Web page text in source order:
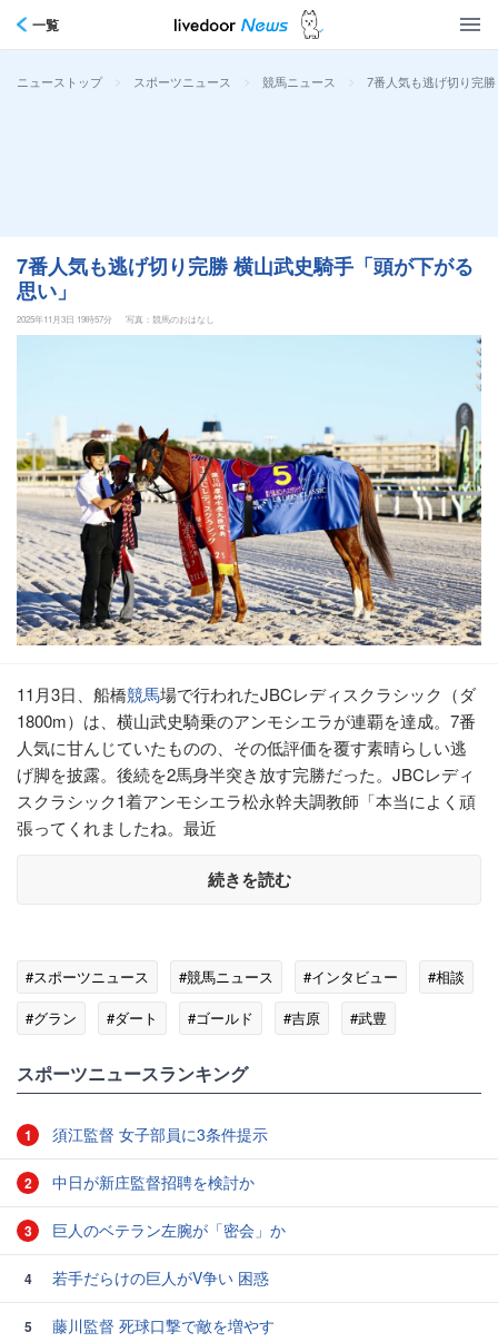
一覧
ニューストップ > スポーツニュース > 競馬ニュース > 7番人気も逃げ切り完
7番人気も逃げ切り完勝 横山武史騎手「頭が下がる
思い」
2025年11月3日 19時57分 写真：競馬のおはなし
11月3日、船橋競馬場で行われたJBCレディスクラシック（ダ
1800m）は、横山武史騎乗のアンモシエラが連覇を達成。7番
人気に甘んじていたものの、その低評価を覆す素晴らしい逃
げ脚を披露。後続を2馬身半突き放す完勝だった。JBCレディ
スクラシック1着アンモシエラ松永幹夫調教師「本当によく頑
張ってくれましたね。最近
続きを読む
#スポーツニュース #競馬ニュース #インタビュー
#相談
#グラン
#ダート #ゴールド #吉原 #武豊
スポーツニュースランキング
1 須江監督 女子部員に3条件提示
2 中日が新庄監督招聘を検討か
3 巨人のベテラン左腕が「密会」か
4 若手だらけの巨人がV争い 困惑
5
藤川監督 死球口撃で敵を増やす